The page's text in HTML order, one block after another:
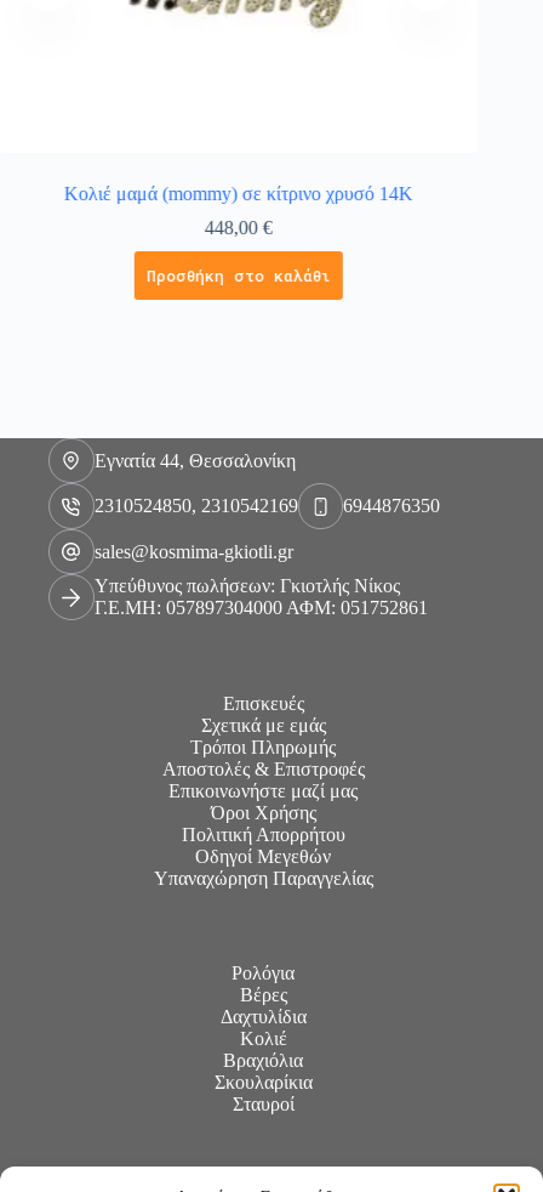
Κολιέ μαμά (mommy) σε κίτρινο χρυσό 14Κ
448,00€
Προσθήκη στο καλάθι
Εγνατία 44, Θεσσαλονίκη
2310524850, 2310542169 6944876350
sales@kosmima-gkiotli.gr
Υπεύθυνος πωλήσεων: Γκιοτλής Νίκος
Γ.Ε.ΜΗ: 057897304000 ΑΦΜ: 051752861
Επισκευές
Σχετικά με εμάς
Τρόποι Πληρωμής
Αποστολές & Επιστροφές
Επικοινωνήστε μαζί μας
Όροι Χρήσης
Πολιτική Απορρήτου
Οδηγοί Μεγεθών
Υπαναχώρηση Παραγγελίας
Ρολόγια
Βέρες
Δαχτυλίδια
Κολιέ
Βραχιόλια
Σκουλαρίκια
Σταυροί